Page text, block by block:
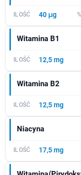
40 μg
Witamina B1
12,5 mg
Witamina B2
12,5 mg
Niacyna
17,5 mg